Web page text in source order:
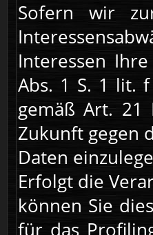
Sofern wir
Interessen
Abs. 1 S. 1 lit. f
gemäß Art. 21
Zukunft gegen
Daten
Erfolgt die
können Sie
für das